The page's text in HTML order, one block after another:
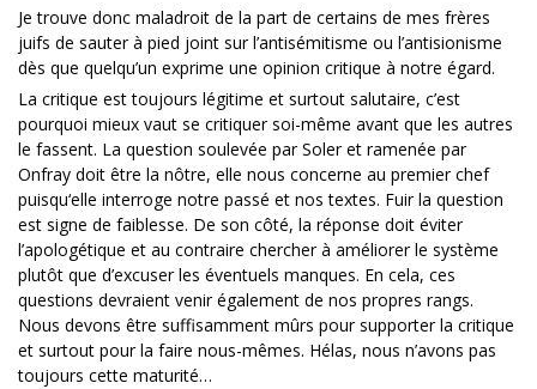
Je trouve donc maladroit de la part de certains de mes frères
juifs de sauter à pied joint sur l’antisémitisme ou l’antisionisme
dès que quelqu’un exprime une opinion critique à notre égard.
La critique est toujours légitime et surtout salutaire, c’est
pourquoi mieux vaut se critiquer soi-même avant que les autres
le fassent. La question soulevée par Soler et ramenée par
Onfray doit être la nôtre, elle nous concerne au premier chef
puisqu‘elle interroge notre passé et nos textes. Fuir la question
est signe de faiblesse. De son côté, la réponse doit éviter
l’apologétique et au contraire chercher à améliorer le système
plutôt que d’excuser les éventuels manques. En cela, ces
questions devraient venir également de nos propres rangs.
Nous devons être suffisamment mûrs pour supporter la critique
et surtout pour la faire nous-mêmes. Hélas, nous n’avons pas
toujours cette maturité…